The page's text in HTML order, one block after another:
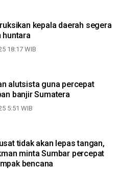
kepala daerah segera
huntara
18:17 WIB
alutsista guna percepat
banjir Sumatera
5:51 WIB
tidak akan lepas tangan,
minta Sumbar percepat
bencana